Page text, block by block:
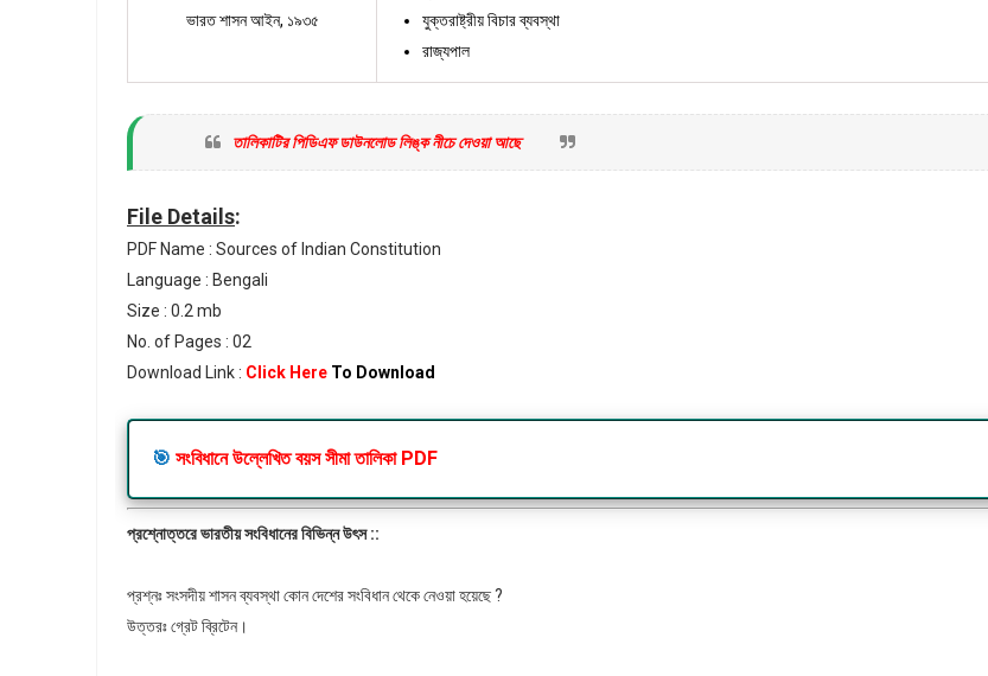
ভারত শাসন আইন, ১৯৩৫
যুক্তরাষ্ট্রীয় বিচার ব্যবস্থা
রাজ্যপাল
তালিকাটির পিডিএফ ডাউনলোড লিঙ্ক নীচে দেওয়া আছে
File Details:
PDF Name : Sources of Indian Constitution
Language : Bengali
Size : 0.2 mb
No. of Pages : 02
Download Link : Click Here To Download
🎯 সংবিধানে উল্লেখিত বয়স সীমা তালিকা PDF
প্রশ্নোত্তরেভারতীয় সংবিধানের বিভিন্ন উৎস ::
প্রশ্নঃ সংসদীয় শাসন ব্যবস্থা কোন দেশের সংবিধান থেকে নেওয়া হয়েছে ?
উত্তরঃ গ্রেট ব্রিটেন।